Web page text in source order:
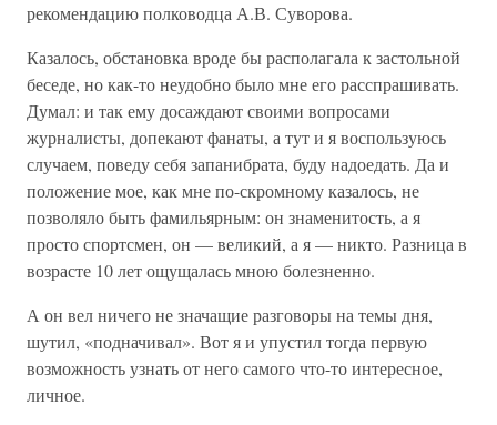
рекомендацию полководца А.В. Суворова.
Казалось, обстановка вроде бы располагала к застольной
беседе, но как-то неудобно было мне его расспрашивать.
Думал: и так ему досаждают своими вопросами
журналисты, допекают фанаты, а тут и я воспользуюсь
случаем, поведу себя запанибрата, буду надоедать. Да и
положение мое, как мне по-скромному казалось, не
позволяло быть фамильярным: он знаменитость, а я
просто спортсмен, он — великий, а я — никто. Разница в
возрасте 10 лет ощущалась мною болезненно.
А он вел ничего не значащие разговоры на темы дня,
шутил, «подначивал». Вот я и упустил тогда первую
возможность узнать от него самого что-то интересное,
личное.